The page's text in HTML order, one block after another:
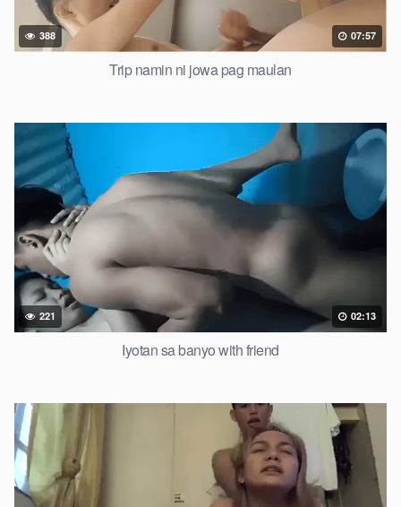
388 07:57
Trip namin ni jowa pag maulan
221 02:13
Iyotan sa banyo with friend